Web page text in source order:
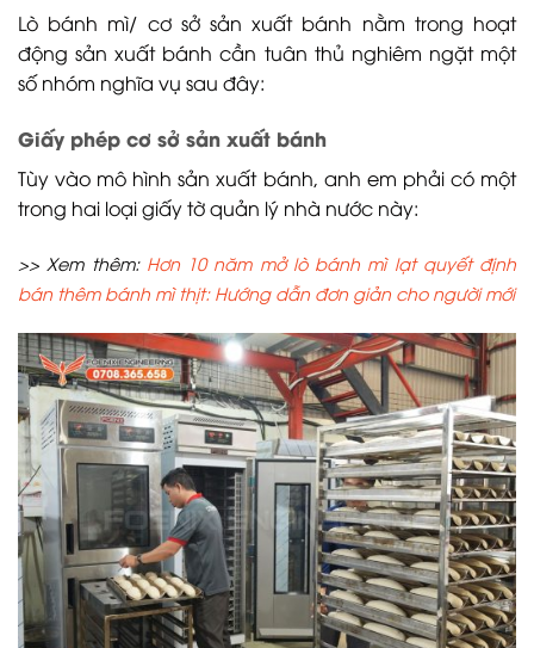
Lò bánh mì/ cơ sở sản xuất bánh nằm trong hoạt
động sản xuất bánh cần tuân thủ nghiêm ngặt một
số nhóm nghĩa vụ sau đây:
Giấy phép cơ sở sản xuất bánh
Tùy vào mô hình sản xuất bánh, anh em phải có một
trong hai loại giấy tờ quản lý nhà nước này:
>> Xem thêm: Hơn 10 năm mở lò bánh mì lạt quyết định
bán thêm bánh mì thịt: Hướng dẫn đơn giản cho người mới